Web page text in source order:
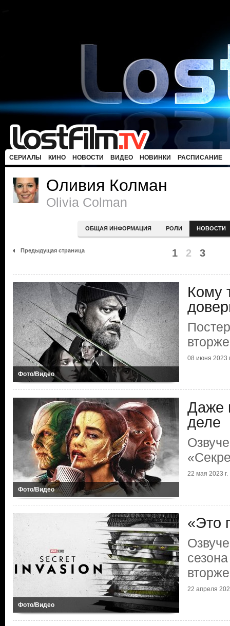
СЕРИАЛЫ КИНО НОВОСТИ ВИДЕО НОВИНКИ РАСПИСАНИЕ
Оливия Колман
Olivia Colman
ОБЩАЯ ИНФОРМАЦИЯ РОЛИ НОВОСТИ
Предыдущая страница 1 2 3
Фото/Видео
Кому
08 июня 2023
Фото/Видео
Даже
деле
22 мая 2023 г.
Фото/Видео
«Это
22 апреля